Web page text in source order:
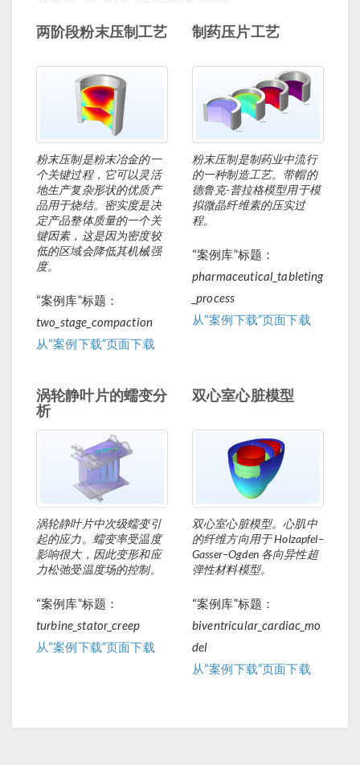
两阶段粉末压制工艺
粉末压制是粉末冶金的一
个关键过程，它可以灵活
地生产复杂形状的优质产
品用于烧结。密实度是决
定产品整体质量的一个关
键因素，这是因为密度较
低的区域会降低其机械强
度。
“案例库”标题：
two_stage_compaction
从“案例下载”页面下载
制药压片工艺
粉末压制是制药业中流行
的一种制造工艺。带帽的
德鲁克-普拉格模型用于模
拟微晶纤维素的压实过
程。
“案例库”标题：
pharmaceutical_tableting
_process
从“案例下载”页面下载
涡轮静叶片的蠕变分
析
涡轮静叶片中次级蠕变引
起的应力。蠕变率受温度
影响很大，因此变形和应
力松弛受温度场的控制。
“案例库”标题：
turbine_stator_creep
从“案例下载”页面下载
双心室心脏模型
双心室心脏模型。心肌中
的纤维方向用于 Holzapfel–
Gasser–Ogden 各向异性超
弹性材料模型。
“案例库”标题：
biventricular_cardiac_mo
del
从“案例下载”页面下载